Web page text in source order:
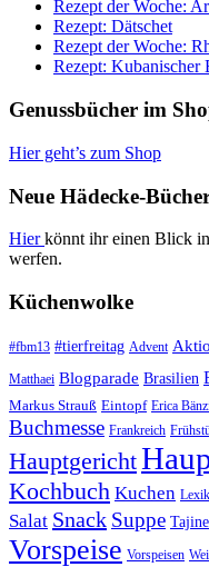
Rezept der Woche:
Rezept: Dätschet
Rezept der Woche:
Rezept: Kubanischer
Genussbücher im
Hier geht’s zum Shop
Neue Hädecke-
Hierkönnt ihr einen Blick
werfen.
Küchenwolke
#fbm13 #tierfreitag Advent
Matthaei Blogparade Brasilien
Markus Strauß Eintopf Erica
Buchmesse Frankreich
Hauptgericht
Kochbuch Kuchen
Salat Snack Suppe Tajine
Vorspeise Vorspeisen